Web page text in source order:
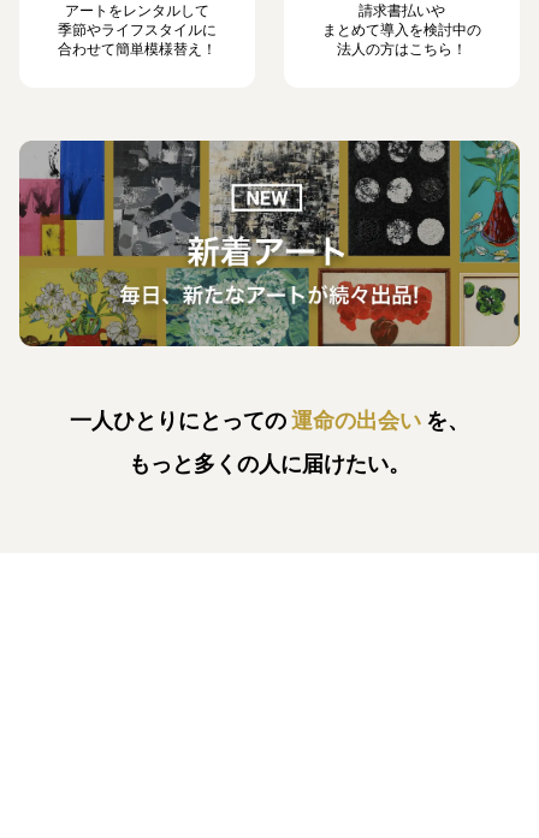
アートをレンタルして
季節やライフスタイルに
合わせて簡単模様替え！
請求書払いや
まとめて導入を検討中の
法人の方はこちら！
一人ひとりにとっての運命の出会い を、
もっと多くの人に届けたい。